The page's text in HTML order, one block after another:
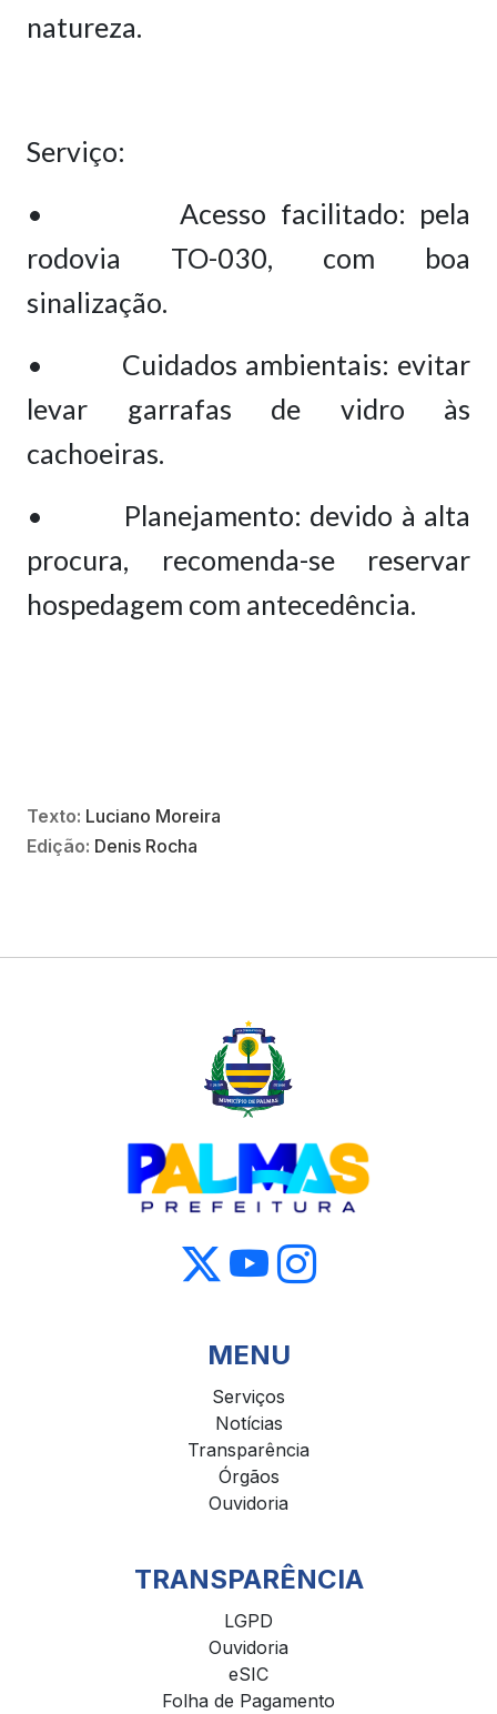
natureza.
Serviço:
• Acesso facilitado: pela
rodovia TO-030, com boa
sinalização.
• Cuidados ambientais: evitar
levar garrafas de vidro às
cachoeiras.
• Planejamento: devido à alta
procura, recomenda-se reservar
hospedagem com antecedência.
Texto: Luciano Moreira
Edição: Denis Rocha
MENU
Serviços
Notícias
Transparência
Órgãos
Ouvidoria
TRANSPARÊNCIA
LGPD
Ouvidoria
eSIC
Folha de Pagamento